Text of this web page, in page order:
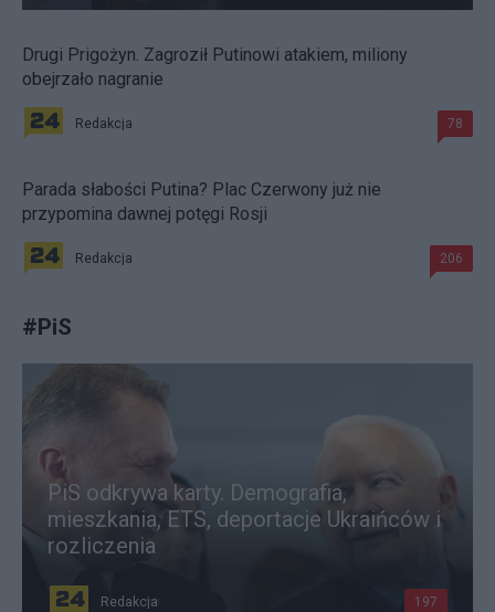
Drugi Prigożyn. Zagroził Putinowi atakiem, miliony
obejrzało nagranie
Redakcja 78
Parada słabości Putina? Plac Czerwony już nie
przypomina dawnej potęgi Rosji
Redakcja 206
#PiS
PiS odkrywa karty. Demografia,
mieszkania, ETS, deportacje Ukraińców i
rozliczenia
Redakcja 197